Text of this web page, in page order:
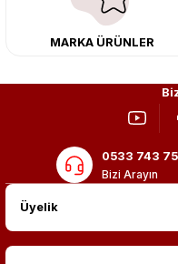
MARKA ÜRÜNLER
0533 743
Bizi Arayın
Üyelik